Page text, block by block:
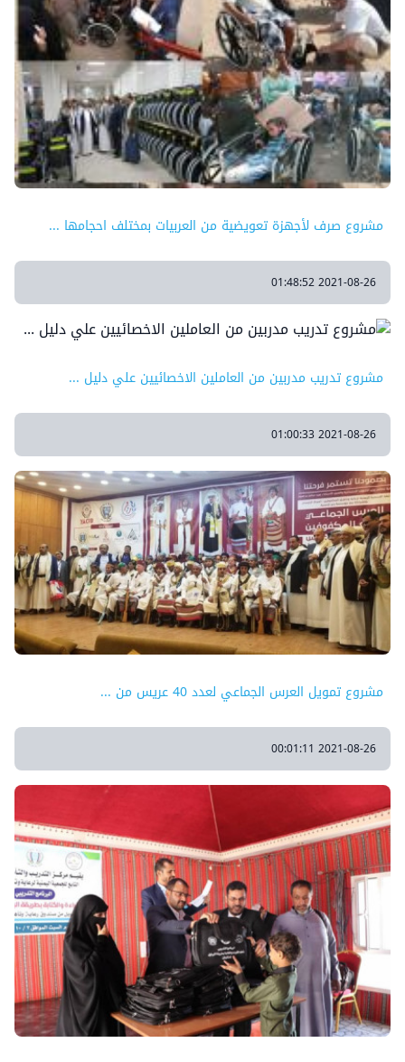
مشروع صرف لأجهزة تعويضية من العربيات بمختلف احجامها ...
2021-08-26 01:48:52
مشروع تدريب مدربين من العاملين الاخصائيين علي دليل ...
2021-08-26 01:00:33
مشروع تمويل العرس الجماعي لعدد 40 عريس من ...
2021-08-26 00:01:11